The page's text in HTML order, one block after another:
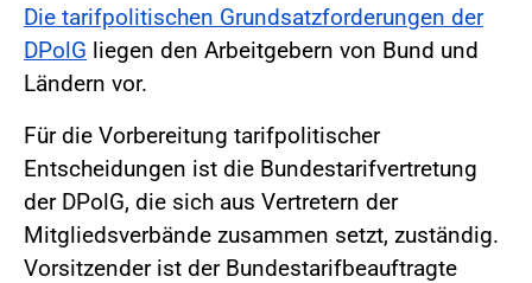
Die tarifpolitischen Grundsatzforderungen der
DPolG liegen den Arbeitgebern von Bund und
Ländern vor.
Für die Vorbereitung tarifpolitischer
Entscheidungen ist die Bundestarifvertretung
der DPolG, die sich aus Vertretern der
Mitgliedsverbände zusammen setzt, zuständig.
Vorsitzender ist der Bundestarifbeauftragte